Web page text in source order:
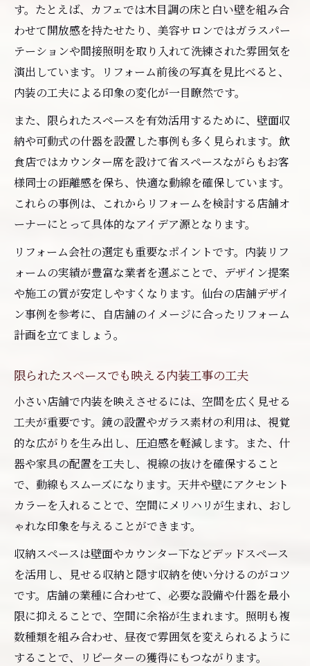
す。たとえば、カフェでは木目調の床と白い壁を組み合
わせて開放感を持たせたり、美容サロンではガラスパー
テーションや間接照明を取り入れて洗練された雰囲気を
演出しています。リフォーム前後の写真を見比べると、
内装の工夫による印象の変化が一目瞭然です。
また、限られたスペースを有効活用するために、壁面収
納や可動式の什器を設置した事例も多く見られます。飲
食店ではカウンター席を設けて省スペースながらもお客
様同士の距離感を保ち、快適な動線を確保しています。
これらの事例は、これからリフォームを検討する店舗オ
ーナーにとって具体的なアイデア源となります。
リフォーム会社の選定も重要なポイントです。内装リフ
ォームの実績が豊富な業者を選ぶことで、デザイン提案
や施工の質が安定しやすくなります。仙台の店舗デザイ
ン事例を参考に、自店舗のイメージに合ったリフォーム
計画を立てましょう。
限られたスペースでも映える内装工事の工夫
小さい店舗で内装を映えさせるには、空間を広く見せる
工夫が重要です。鏡の設置やガラス素材の利用は、視覚
的な広がりを生み出し、圧迫感を軽減します。また、什
器や家具の配置を工夫し、視線の抜けを確保すること
で、動線もスムーズになります。天井や壁にアクセント
カラーを入れることで、空間にメリハリが生まれ、おし
ゃれな印象を与えることができます。
収納スペースは壁面やカウンター下などデッドスペース
を活用し、見せる収納と隠す収納を使い分けるのがコツ
です。店舗の業種に合わせて、必要な設備や什器を最小
限に抑えることで、空間に余裕が生まれます。照明も複
数種類を組み合わせ、昼夜で雰囲気を変えられるように
することで、リピーターの獲得にもつながります。